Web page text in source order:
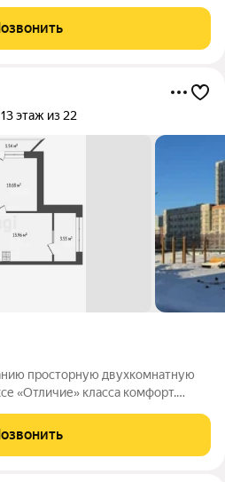
кв.м., теплая лоджия
13 этаж из 22
просторную двухкомнатную
«Отличие» класса комфорт.
снижает расходы на последующий